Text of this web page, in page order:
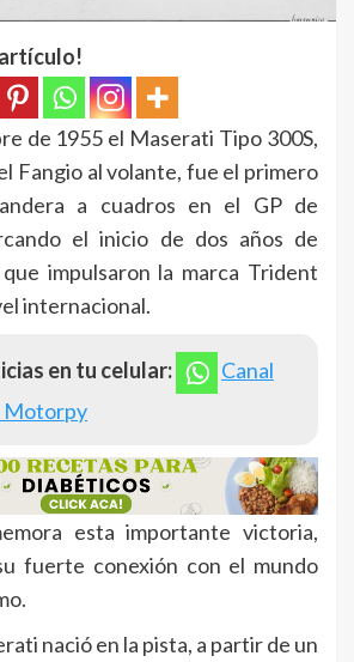
de 1955 el Maserati Tipo 300S,
Fangio al volante, fue el primero
a cuadros en el GP de
el inicio de dos años de
impulsaron la marca Trident
internacional.
en tu celular:
Canal
Motorpy
esta importante victoria,
fuerte conexión con el mundo
nació en la pista, a partir de un